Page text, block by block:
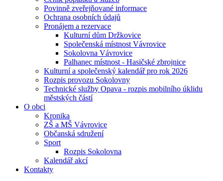
Povinně zveřejňované informace
Ochrana osobních údajů
Pronájem a rezervace
Kulturní dům Držkovice
Společenská místnost Vávrovice
Sokolovna Vávrovice
Palhanec místnost - Hasičské zbrojnice
Kulturní a společenský kalendář pro rok 2026
Rozpis provozu Sokolovny
Technické služby Opava - rozpis mobilního úklidu
městských částí
O obci
Kronika
ZŠ a MŠ Vávrovice
Občanská sdružení
Sport
Rozpis Sokolovna
Kalendář akcí
Kontakty